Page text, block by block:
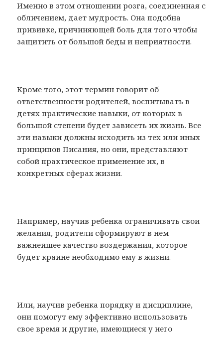
Именно в этом отношении розга, соединенная с
обличением, дает мудрость. Она подобна
прививке, причиняющей боль для того чтобы
защитить от большой беды и неприятности.
Кроме того, этот термин говорит об
ответственности родителей, воспитывать в
детях практические навыки, от которых в
большой степени будет зависеть их жизнь. Все
эти навыки должны исходить из тех или иных
принципов Писания, но они, представляют
собой практическое применение их, в
конкретных сферах жизни.
Например, научив ребенка ограничивать свои
желания, родители сформируют в нем
важнейшее качество воздержания, которое
будет крайне необходимо ему в жизни.
Или, научив ребенка порядку и дисциплине,
они помогут ему эффективно использовать
свое время и другие, имеющиеся у него